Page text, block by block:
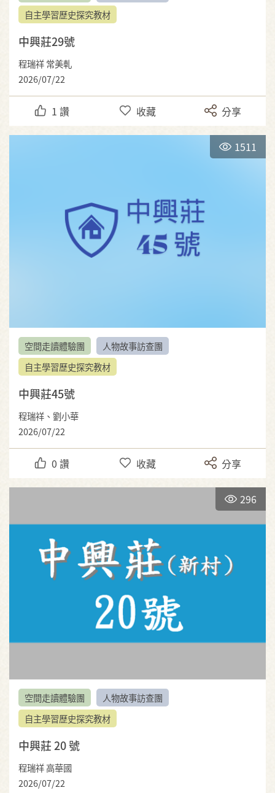
自主學習歷史探究教材
中興莊29號
程瑞祥 常美軋
2026/07/22
1 讚 收藏 分享
1511
空間走讀體驗團
人物故事訪查團
自主學習歷史探究教材
中興莊45號
程瑞祥、劉小華
2026/07/22
0 讚 收藏 分享
296
空間走讀體驗團
人物故事訪查團
自主學習歷史探究教材
中興莊 20 號
程瑞祥 高華國
2026/07/22